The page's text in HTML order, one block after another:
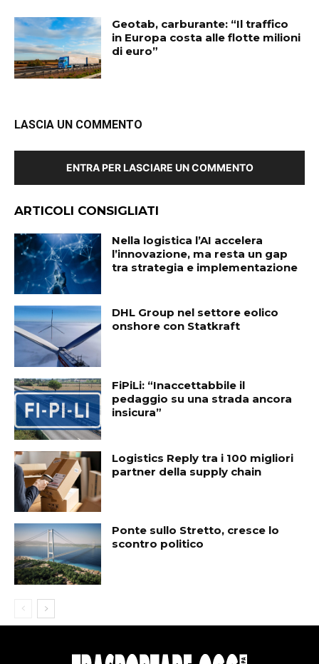
Geotab, carburante: “Il traffico
in Europa costa alle flotte milioni
di euro”
LASCIA UN COMMENTO
ENTRA PER LASCIARE UN COMMENTO
ARTICOLI CONSIGLIATI
Nella logistica l’AI accelera
l’innovazione, ma resta un gap
tra strategia e implementazione
DHL Group nel settore eolico
onshore con Statkraft
FiPiLi: “Inaccettabbile il
pedaggio su una strada ancora
insicura”
Logistics Reply tra i 100 migliori
partner della supply chain
Ponte sullo Stretto, cresce lo
scontro politico